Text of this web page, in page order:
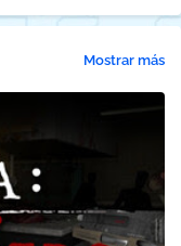
Mostrar más